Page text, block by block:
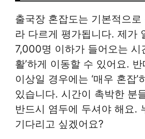
출국장 혼잡도는 기본적으
라 다르게 평가됩니다. 제가
7,000명 이하가 들어오는 시
활’하게 이동할 수 있어요.
이상일 경우에는 ‘매우 혼잡’
있습니다. 시간이 촉박한 분
반드시 염두에 두셔야 해요.
기다리고 싶겠어요?